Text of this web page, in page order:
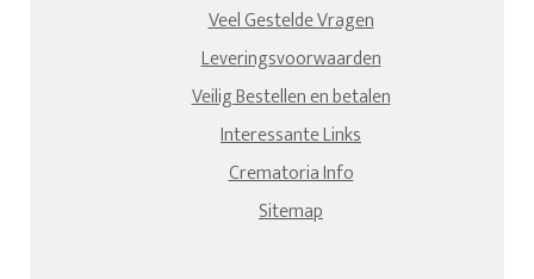
Veel Gestelde Vragen
Leveringsvoorwaarden
Veilig Bestellen en betalen
Interessante Links
Crematoria Info
Sitemap